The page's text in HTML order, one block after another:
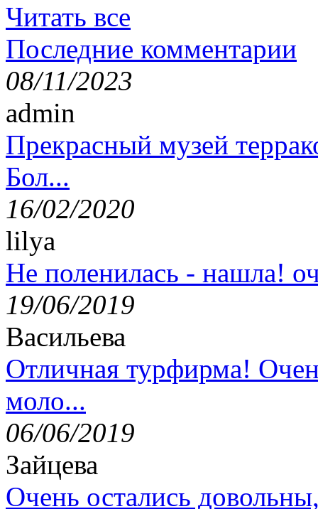
Читать все
Последние комментарии
08/11/2023
admin
Прекрасный музей
Бол...
16/02/2020
lilya
Не поленилась - нашла!
19/06/2019
Васильева
Отличная турфирма!
моло...
06/06/2019
Зайцева
Очень остались